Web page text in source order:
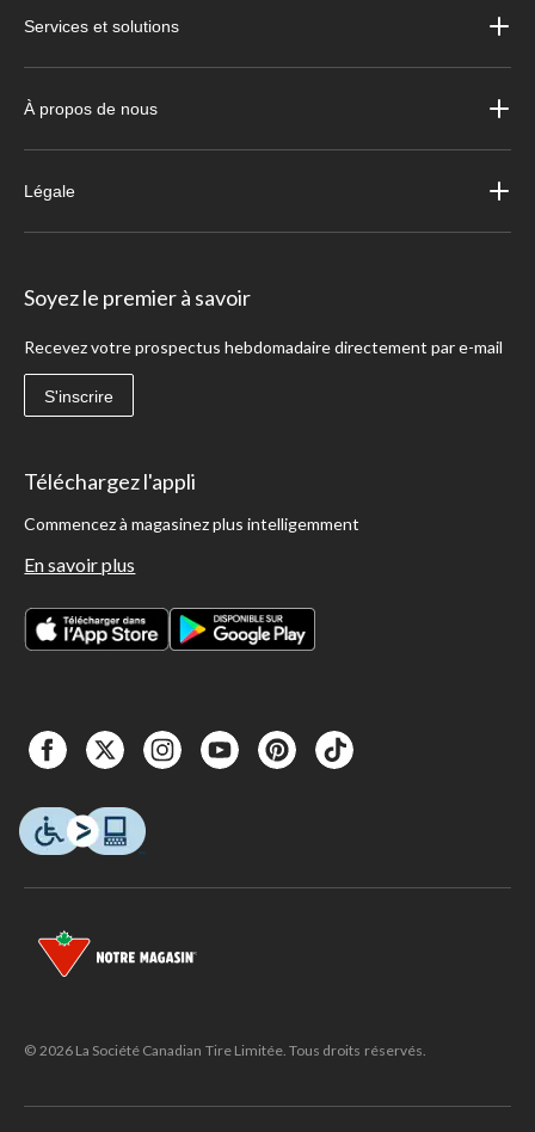
Services et solutions
À propos de nous
Légale
Soyez le premier à savoir
Recevez votre prospectus hebdomadaire directement par e-mail
S'inscrire
Téléchargez l'appli
Commencez à magasinez plus intelligemment
En savoir plus
© 2026 La Société Canadian Tire Limitée. Tous droits réservés.